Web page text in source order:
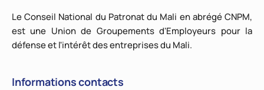
Le Conseil National du Patronat du Mali en abrégé CNPM,
est une Union de Groupements d'Employeurs pour la
défense et l'intérêt des entreprises du Mali.
Informations contacts